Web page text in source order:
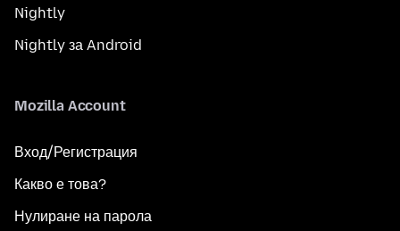
Nightly
Nightly за Android
Mozilla Account
Вход/Регистрация
Какво е това?
Нулиране на парола